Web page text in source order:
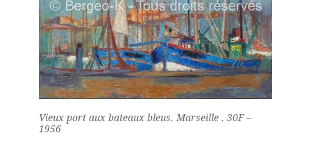
Vieux port aux bateaux bleus. Marseille . 30F –
1956